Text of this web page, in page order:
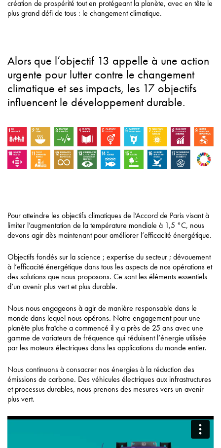
création de prospérité tout en protégeant la planète, avec en tête le
plus grand défi de tous : le changement climatique.
Alors que l’objectif 13 appelle à une action
urgente pour lutter contre le changement
climatique et ses impacts, les 17 objectifs
influencent le développement durable.
Pour atteindre les objectifs climatiques de l’Accord de Paris visant à
limiter l’augmentation de la température mondiale à 1,5 °C, nous
devons agir dès maintenant pour améliorer l’efficacité énergétique.
Objectifs fondés sur la science ; expertise du secteur ; dévouement
à l’efficacité énergétique dans tous les aspects de nos opérations et
des solutions que nous proposons. Ce sont les éléments essentiels
d’un avenir plus vert et plus durable.
Nous nous engageons à agir de manière responsable dans le
monde dans lequel nous opérons. Notre engagement pour une
planète plus fraîche a commencé il y a près de 25 ans avec une
gamme de variateurs de fréquence qui réduisent l’énergie utilisée
par les moteurs électriques dans les applications du monde entier.
Nous continuons à consacrer nos énergies à la réduction des
émissions de carbone. Des véhicules électriques aux infrastructures
et processus durables, nous prenons des mesures vers un avenir
plus vert.